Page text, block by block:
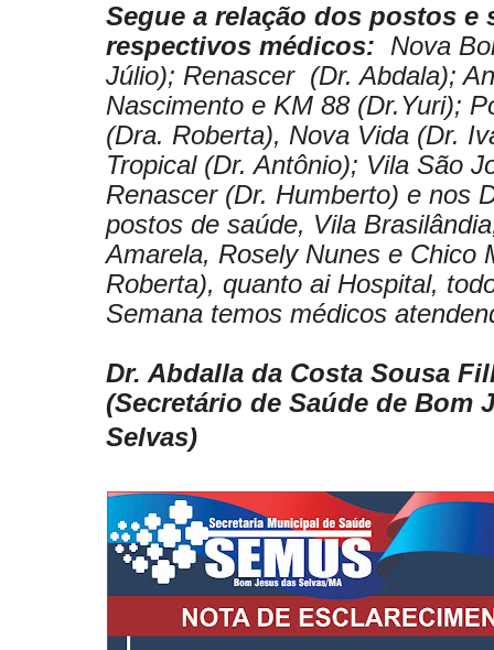
Segue a relação dos postos e
respectivos médicos: Nova
Júlio); Renascer (Dr. Abdala);
Nascimento e KM 88 (Dr.Yuri);
(Dra. Roberta), Nova Vida (Dr.
Tropical (Dr. Antônio); Vila São
Renascer (Dr. Humberto) e nos
postos de saúde, Vila
Amarela, Rosely Nunes e Chico
Roberta), quanto ai Hospital,
Semana temos médicos
Dr. Abdalla da Costa Sousa
(Secretário de Saúde de Bom
Selvas)